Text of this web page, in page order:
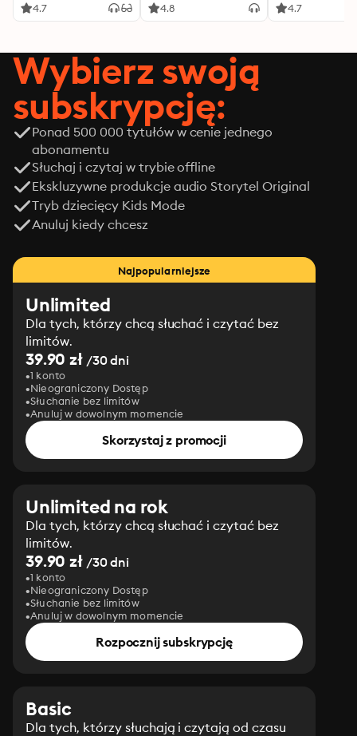
4.7 4.8 4.7
Wybierz swoją
subskrypcję:
Ponad 500 000 tytułów w cenie jednego
abonamentu
Słuchaj i czytaj w trybie offline
Ekskluzywne produkcje audio Storytel Original
Tryb dziecięcy Kids Mode
Anuluj kiedy chcesz
Najpopularniejsze
Unlimited
Dla tych, którzy chcą słuchać i czytać bez
limitów.
39.90 zł/30 dni
1 konto
Nieograniczony Dostęp
Słuchanie bez limitów
Anuluj w dowolnym momencie
Skorzystaj z promocji
Unlimited na rok
Dla tych, którzy chcą słuchać i czytać bez
limitów.
39.90 zł/30 dni
1 konto
Nieograniczony Dostęp
Słuchanie bez limitów
Anuluj w dowolnym momencie
Rozpocznij subskrypcję
Basic
Dla tych, którzy słuchają i czytają od czasu